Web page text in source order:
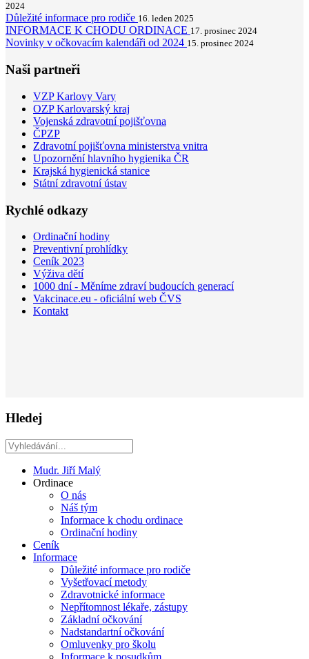
2024
Důležité informace pro rodiče 16. leden 2025
INFORMACE K CHODU ORDINACE 17. prosinec 2024
Novinky v očkovacím kalendáři od 2024 15. prosinec 2024
Naši partneři
VZP Karlovy Vary
OZP Karlovarský kraj
Vojenská zdravotní pojišťovna
ČPZP
Zdravotní pojišťovna ministerstva vnitra
Upozornění hlavního hygienika ČR
Krajská hygienická stanice
Státní zdravotní ústav
Rychlé odkazy
Ordinační hodiny
Preventivní prohlídky
Ceník 2023
Výživa dětí
1000 dní - Měníme zdraví budoucích generací
Vakcinace.eu - oficiální web ČVS
Kontakt
Hledej
Mudr. Jiří Malý
Ordinace
O nás
Náš tým
Informace k chodu ordinace
Ordinační hodiny
Ceník
Informace
Důležité informace pro rodiče
Vyšetřovací metody
Zdravotnické informace
Nepřítomnost lékaře, zástupy
Základní očkování
Nadstandartní očkování
Omluvenky pro školu
Informace k posudkům